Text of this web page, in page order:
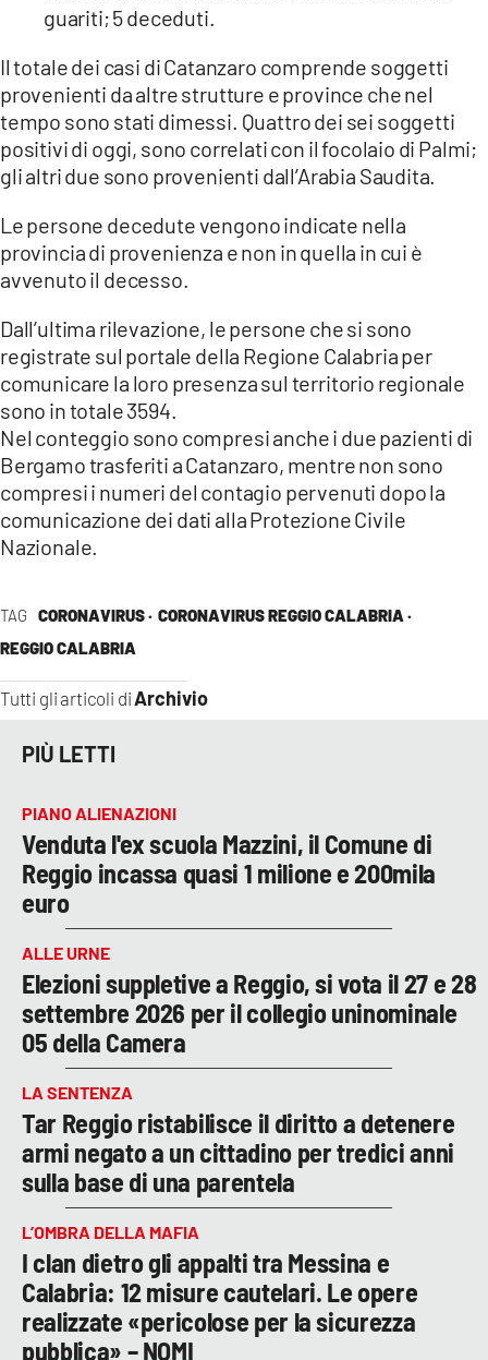
ANDROID
TAG CORONAVIRUS · CORONAVIRUS REGGIO CALABRIA ·
REGGIO CALABRIA
Tutti gli articoli diArchivio
guariti; 5 deceduti.
Il totale dei casi di Catanzaro comprende soggetti
provenienti da altre strutture e province che nel
tempo sono stati dimessi. Quattro dei sei soggetti
positivi di oggi, sono correlati con il focolaio di Palmi;
gli altri due sono provenienti dall’Arabia Saudita.
Le persone decedute vengono indicate nella
provincia di provenienza e non in quella in cui è
avvenuto il decesso.
Dall’ultima rilevazione, le persone che si sono
registrate sul portale della Regione Calabria per
comunicare la loro presenza sul territorio regionale
sono in totale 3594.
Nel conteggio sono compresi anche i due pazienti di
Bergamo trasferiti a Catanzaro, mentre non sono
compresi i numeri del contagio pervenuti dopo la
comunicazione dei dati alla Protezione Civile
Nazionale.
PIÙ LETTI
PIANO ALIENAZIONI
Venduta l'ex scuola Mazzini, il Comune di
Reggio incassa quasi 1 milione e 200mila
euro
ALLE URNE
Elezioni suppletive a Reggio, si vota il 27 e 28
settembre 2026 per il collegio uninominale
05 della Camera
LA SENTENZA
Tar Reggio ristabilisce il diritto a detenere
armi negato a un cittadino per tredici anni
sulla base di una parentela
L’OMBRA DELLA MAFIA
I clan dietro gli appalti tra Messina e
Calabria: 12 misure cautelari. Le opere
realizzate «pericolose per la sicurezza
pubblica» – NOMI